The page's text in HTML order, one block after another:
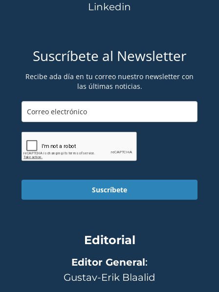
Linkedin
Suscríbete al Newsletter
Recibe ada día en tu correo nuestro newsletter con
las últimas noticias.
Suscríbete
Editorial
Editor General:
Gustav-Erik Blaalid